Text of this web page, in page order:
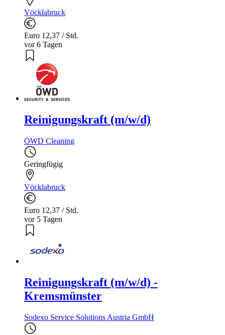
Vöcklabruck
Euro 12,37 / Std.
vor 6 Tagen
Reinigungskraft (m/w/d)
ÖWD Cleaning
Geringfügig
Vöcklabruck
Euro 12,37 / Std.
vor 5 Tagen
Reinigungskraft (m/w/d) -
Kremsmünster
Sodexo Service Solutions Austria GmbH